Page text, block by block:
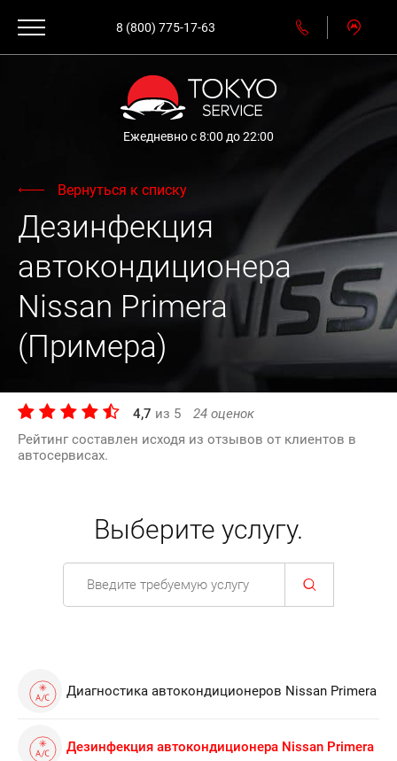
8 (800) 775-17-63
Ежедневно с 8:00 до 22:00
Вернуться к списку
Дезинфекция
автокондиционера
Nissan Primera
(Примера)
4,7 из 5 24 оценок
Рейтинг составлен исходя из отзывов от клиентов в
автосервисах.
Выберите услугу.
Диагностика автокондиционеров Nissan Primera
Дезинфекция автокондиционера Nissan Primera